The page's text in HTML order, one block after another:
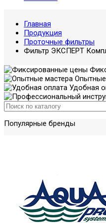
Главная
Продукция
Проточные фильтры
Фильтр ЭКСПЕРТ
Удобная
Популярные бренды